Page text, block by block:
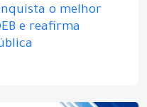
o melhor
e reafirma